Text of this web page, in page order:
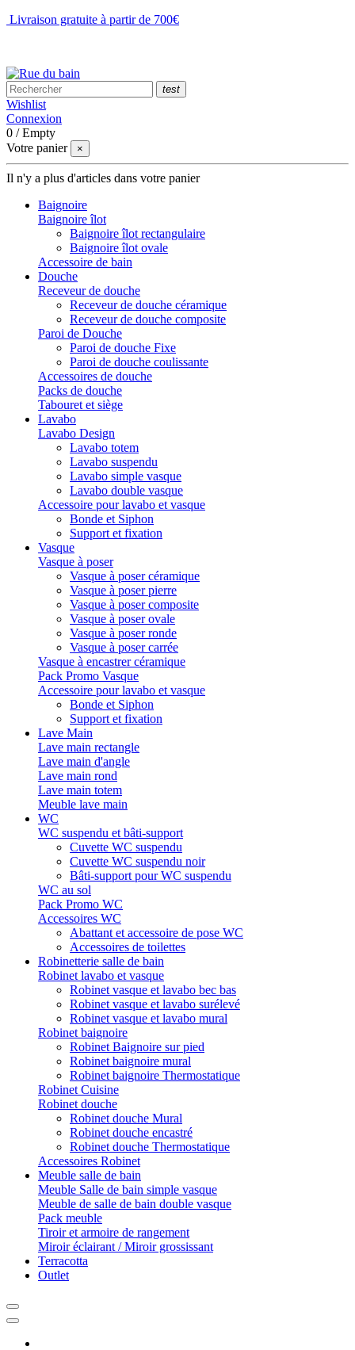
Livraison gratuite à partir de 700€
test
Wishlist
Connexion
0 /Empty
Votre panier
×
Il n'y a plus d'articles dans votre panier
Baignoire
Baignoire îlot
Baignoire îlot rectangulaire
Baignoire îlot ovale
Accessoire de bain
Douche
Receveur de douche
Receveur de douche céramique
Receveur de douche composite
Paroi de Douche
Paroi de douche Fixe
Paroi de douche coulissante
Accessoires de douche
Packs de douche
Tabouret et siège
Lavabo
Lavabo Design
Lavabo totem
Lavabo suspendu
Lavabo simple vasque
Lavabo double vasque
Accessoire pour lavabo et vasque
Bonde et Siphon
Support et fixation
Vasque
Vasque à poser
Vasque à poser céramique
Vasque à poser pierre
Vasque à poser composite
Vasque à poser ovale
Vasque à poser ronde
Vasque à poser carrée
Vasque à encastrer céramique
Pack Promo Vasque
Accessoire pour lavabo et vasque
Bonde et Siphon
Support et fixation
Lave Main
Lave main rectangle
Lave main d'angle
Lave main rond
Lave main totem
Meuble lave main
WC
WC suspendu et bâti-support
Cuvette WC suspendu
Cuvette WC suspendu noir
Bâti-support pour WC suspendu
WC au sol
Pack Promo WC
Accessoires WC
Abattant et accessoire de pose WC
Accessoires de toilettes
Robinetterie salle de bain
Robinet lavabo et vasque
Robinet vasque et lavabo bec bas
Robinet vasque et lavabo surélevé
Robinet vasque et lavabo mural
Robinet baignoire
Robinet Baignoire sur pied
Robinet baignoire mural
Robinet baignoire Thermostatique
Robinet Cuisine
Robinet douche
Robinet douche Mural
Robinet douche encastré
Robinet douche Thermostatique
Accessoires Robinet
Meuble salle de bain
Meuble Salle de bain simple vasque
Meuble de salle de bain double vasque
Pack meuble
Tiroir et armoire de rangement
Miroir éclairant / Miroir grossissant
Terracotta
Outlet